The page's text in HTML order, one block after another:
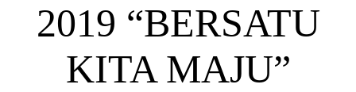
2019 “BERSATU
KITA MAJU”